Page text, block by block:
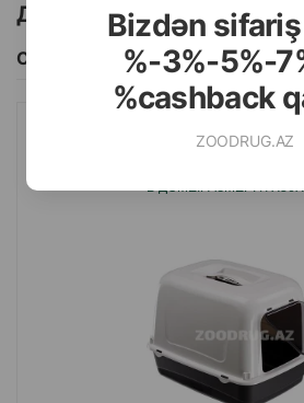
Bizdən
%-3%-5%-
%cashback
ZOODRUG.AZ
Другие товоры бренда
Смотреть Все
БИОТУАЛЕТ FERPLAST - УДОБНЫЙ И
В